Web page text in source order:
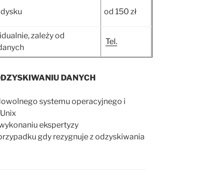
od 150 zł
zależy od
Tel.
DANYCH
systemu operacyjnego i
ekspertyzy
gdy rezygnuje z odzyskiwania